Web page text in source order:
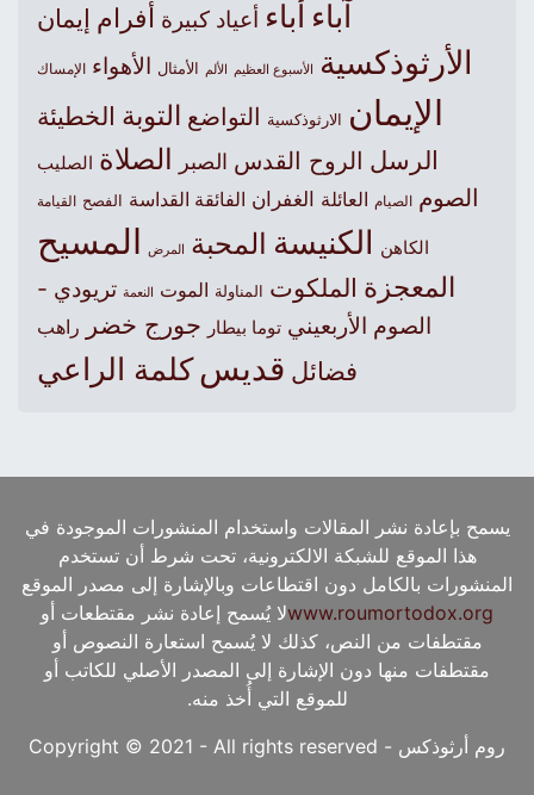
آباءأباء أعياد كبيرة أفرام إيمان
الأرثوذكسية الأسبوع العظيم الألم الأمثال الأهواء الإمساك
الإيمان الارثوذكسية التواضع التوبة الخطيئة
الرسل الروح القدس الصبر الصلاة الصليب
الصوم الصيام العائلة الغفران الفائقة القداسة الفصح القيامة
الكاهن الكنيسةالمحبة المرض المسيح
المعجزة الملكوت المناولة الموت النعمة تريودي -
الصوم الأربعيني توما بيطار جورج خضر راهب
فضائل قديس كلمة الراعي
يسمح بإعادة نشر المقالات واستخدام المنشورات الموجودة في
هذا الموقع للشبكة الالكترونية، تحت شرط أن تستخدم
المنشورات بالكامل دون اقتطاعات وبالإشارة إلى مصدر الموقع
www.roumortodox.orgلا يُسمح إعادة نشر مقتطعات أو
مقتطفات من النص، كذلك لا يُسمح استعارة النصوص أو
مقتطفات منها دون الإشارة إلى المصدر الأصلي للكاتب أو
للموقع التي أُخذ منه.
روم أرثوذكس - Copyright © 2021 - All rights reserved